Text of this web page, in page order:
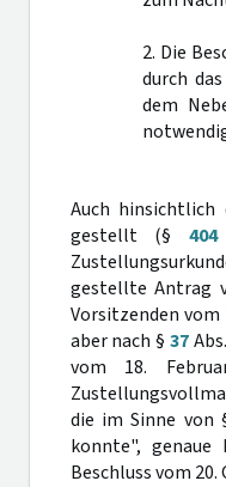
2. Die
durch
dem
Auch hinsichtlich
gestellt (§ 404
gestellte Antrag
Vorsitzenden
aber nach § 37
vom 18.
die im Sinne von
konnte",
Beschluss vom